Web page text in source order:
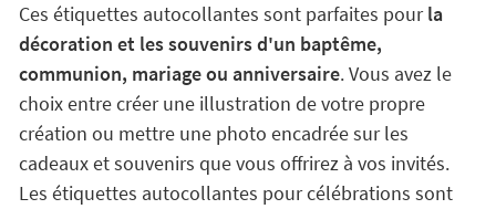
Ces étiquettes autocollantes sont parfaites pourla
décoration et les souvenirs d'un baptême,
communion, mariage ou anniversaire. Vous avez le
choix entre créer une illustration de votre propre
création ou mettre une photo encadrée sur les
cadeaux et souvenirs que vous offrirez à vos invités.
Les étiquettes autocollantes pour célébrations sont